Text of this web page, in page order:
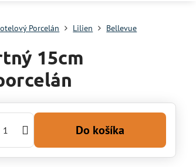
Porcelán Lilien Bellevue
15cm
Do košíka